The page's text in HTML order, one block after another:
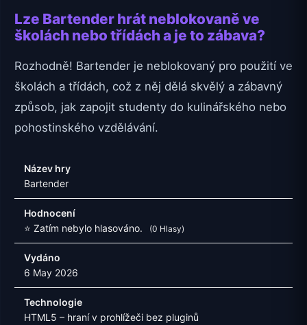
Lze Bartender hrát neblokovaně ve
školách nebo třídách a je to zábava?
Rozhodně! Bartender je neblokovaný pro použití ve
školách a třídách, což z něj dělá skvělý a zábavný
způsob, jak zapojit studenty do kulinářského nebo
pohostinského vzdělávání.
Název hry
Bartender
Hodnocení
⭐ Zatím nebylo hlasováno.
(0 Hlasy)
Vydáno
6 May 2026
Technologie
HTML5 – hraní v prohlížeči bez pluginů